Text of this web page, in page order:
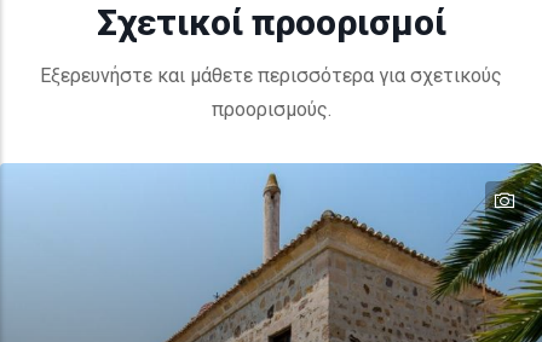
Σχετικοί προορισμοί
Εξερευνήστε και μάθετε περισσότερα για σχετικούς
προορισμούς.